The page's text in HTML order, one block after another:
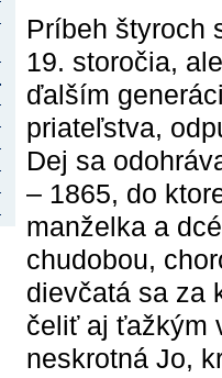
Príbeh štyroch
19. storočia,
ďalším
priateľstva,
Dej sa
– 1865, do
manželka a
chudobou,
dievčatá sa za
čeliť aj ťažkým
neskrotná Jo,